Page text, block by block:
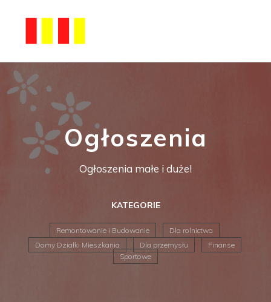
Ogłoszenia
Ogłoszenia małe i duże!
KATEGORIE
Remontowanie i Budowanie
Dla rolnictwa
Domy Działki Mieszkania
Dla przemysłu
Finanse
Sportowe